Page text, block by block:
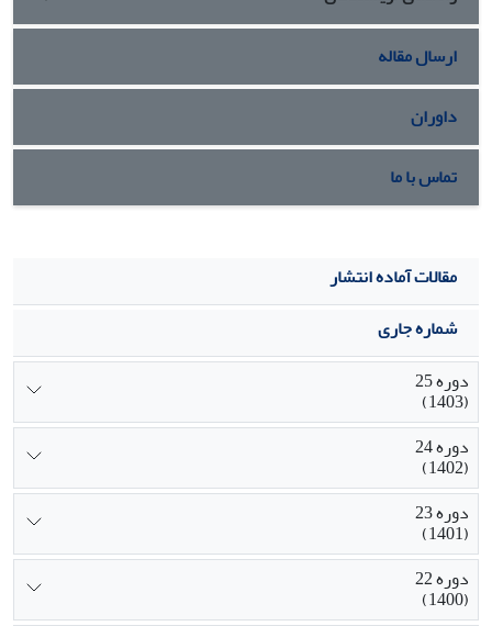
ارسال مقاله
داوران
تماس با ما
مقالات آماده انتشار
شماره جاری
دوره 25
(1403)
دوره 24
(1402)
دوره 23
(1401)
دوره 22
(1400)